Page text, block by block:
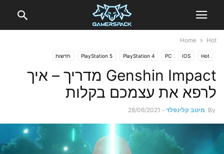
Home Hot
Hot
IOS
PC
PlayStation 4
PlayStation 5 חדשות
Genshin Impact מדריך – איך
לרפא את עצמכם בקלות
By מיטב קלינפלד -
28/06/2021